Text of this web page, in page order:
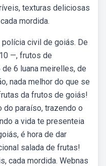
texturas deliciosas
mordida.
civil de goiás. De
—, frutos de
6 luana meirelles, de
nada melhor do que se
da frutos de goiás!
do paraíso, trazendo o
a vida te presenteia
é hora de dar
salada de frutas!
cada mordida. Webnas